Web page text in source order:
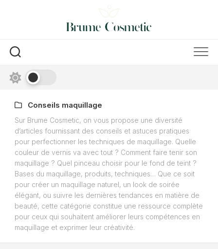
Conseils maquillage
Sur Brume Cosmetic, on vous propose une diversité
d’articles fournissant des conseils et astuces pratiques
pour perfectionner les techniques de maquillage. Quelle
couleur de vernis va avec tout ? Comment faire tenir son
maquillage ? Quel pinceau choisir pour le fond de teint ?
Bases du maquillage, produits, techniques… Que ce soit
pour créer un maquillage naturel, un look de soirée
élégant, ou suivre les dernières tendances en matière de
beauté, cette catégorie constitue une ressource complète
pour ceux qui souhaitent améliorer leurs compétences en
maquillage et exprimer leur créativité.